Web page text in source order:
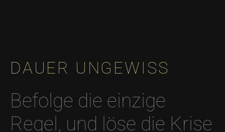
DAUER UNGEWISS
Befolge die einzige
Regel, und löse die Krise